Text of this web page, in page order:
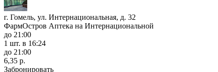
г. Гомель, ул. Интернациональная, д. 32
ФармОстров Аптека на Интернациональной
до 21:00
1 шт. в 16:24
до 21:00
6,35 р.
Забронировать